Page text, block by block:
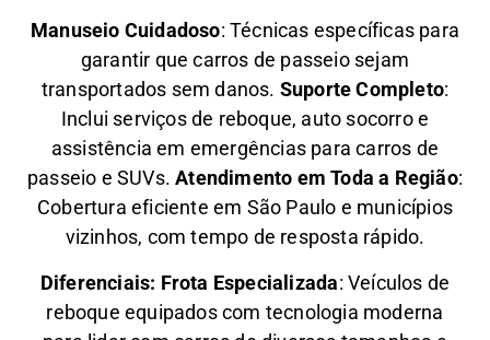
Manuseio Cuidadoso: Técnicas específicas para
garantir que carros de passeio sejam
transportados sem danos. Suporte Completo:
Inclui serviços de reboque, auto socorro e
assistência em emergências para carros de
passeio e SUVs.Atendimento em Toda a Região:
Cobertura eficiente em São Paulo e municípios
vizinhos, com tempo de resposta rápido.
Diferenciais: Frota Especializada: Veículos de
reboque equipados com tecnologia moderna